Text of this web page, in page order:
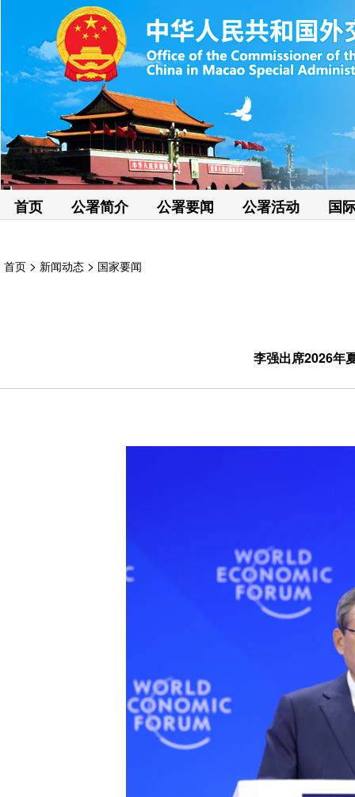
首页 公署简介 公署要闻 公署活动 国
首页 > 新闻动态 > 国家要闻
李强出席2026年